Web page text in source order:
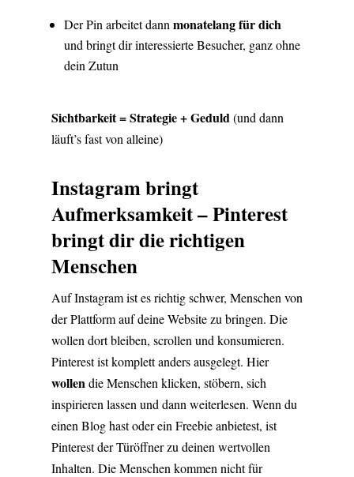
Der Pin arbeitet dann monatelang für dich
und bringt dir interessierte Besucher, ganz ohne
dein Zutun
Sichtbarkeit = Strategie + Geduld (und dann
läuft’s fast von alleine)
Instagram bringt
Aufmerksamkeit – Pinterest
bringt dir die richtigen
Menschen
Auf Instagram ist es richtig schwer, Menschen von
der Plattform auf deine Website zu bringen. Die
wollen dort bleiben, scrollen und konsumieren.
Pinterest ist komplett anders ausgelegt. Hier
wollen die Menschen klicken, stöbern, sich
inspirieren lassen und dann weiterlesen. Wenn du
einen Blog hast oder ein Freebie anbietest, ist
Pinterest der Türöffner zu deinen wertvollen
Inhalten. Die Menschen kommen nicht für